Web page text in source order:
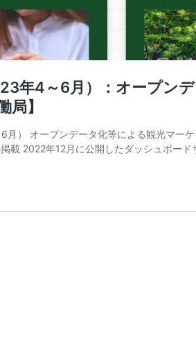
年4～6月）：オープン
局】
月） オープンデータ化等による観光マー
載 2022年12月に公開したダッシュボー